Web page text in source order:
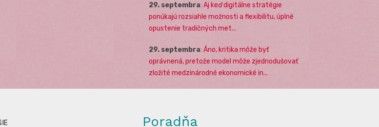
29. septembra: Aj keď digitálne stratégie
ponúkajú rozsiahle možnosti a flexibilitu, úplné
opustenie tradičných met...
29. septembra: Áno, kritika môže byť
oprávnená, pretože model môže zjednodušovať
zložité medzinárodné ekonomické in...
Poradňa